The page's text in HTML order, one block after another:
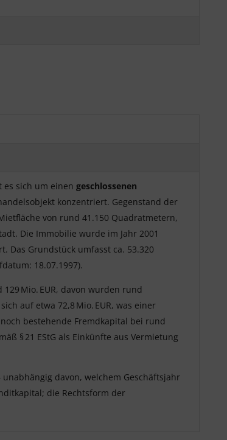
es sich um einen geschlossenen
konzentriert. Gegenstand der
von rund 41.150 Quadratmetern,
Die Immobilie wurde im Jahr 2001
Das Grundstück umfasst ca. 53.320
18.07.1997).
Mio. EUR, davon wurden rund
auf etwa 72,8 Mio. EUR, was einer
bestehende Fremdkapital bei rund
§ 21 EStG als Einkünfte aus Vermietung
davon, welchem Geschäftsjahr
die Rechtsform der